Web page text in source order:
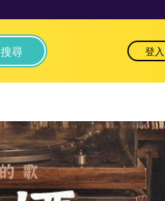
搜尋 登入